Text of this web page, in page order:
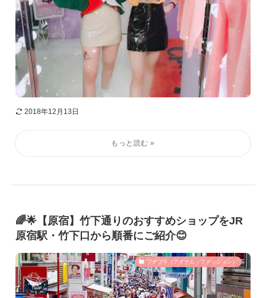
2018年12月13日
🌈🌟【原宿】竹下通りのおすすめショップをJR
原宿駅・竹下口から順番にご紹介😊
プチプラ（アイテム・ファッション）